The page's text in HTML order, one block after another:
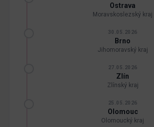
Ostrava
Moravskoslezský kraj
30.05.2026
Brno
Jihomoravský kraj
27.05.2026
Zlín
Zlínský kraj
25.05.2026
Olomouc
Olomoucký kraj